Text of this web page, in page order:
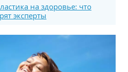
на здоровье: что
эксперты